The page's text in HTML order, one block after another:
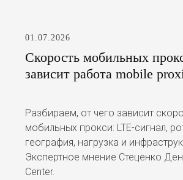
01.07.2026
Скорость мобильных
зависит работа mobile
Разбираем, от чего зависит
мобильных прокси: LTE-сигнал,
география, нагрузка и
Экспертное мнение Стеценко
Center.